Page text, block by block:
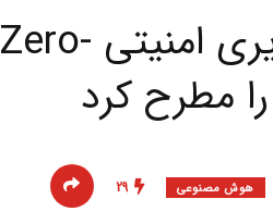
گوگل ادعای کشف آسیب‌پذیری امنیتی Zero-
هوش مصنوعی
29